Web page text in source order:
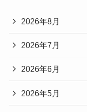
2026年8月
2026年7月
2026年6月
2026年5月